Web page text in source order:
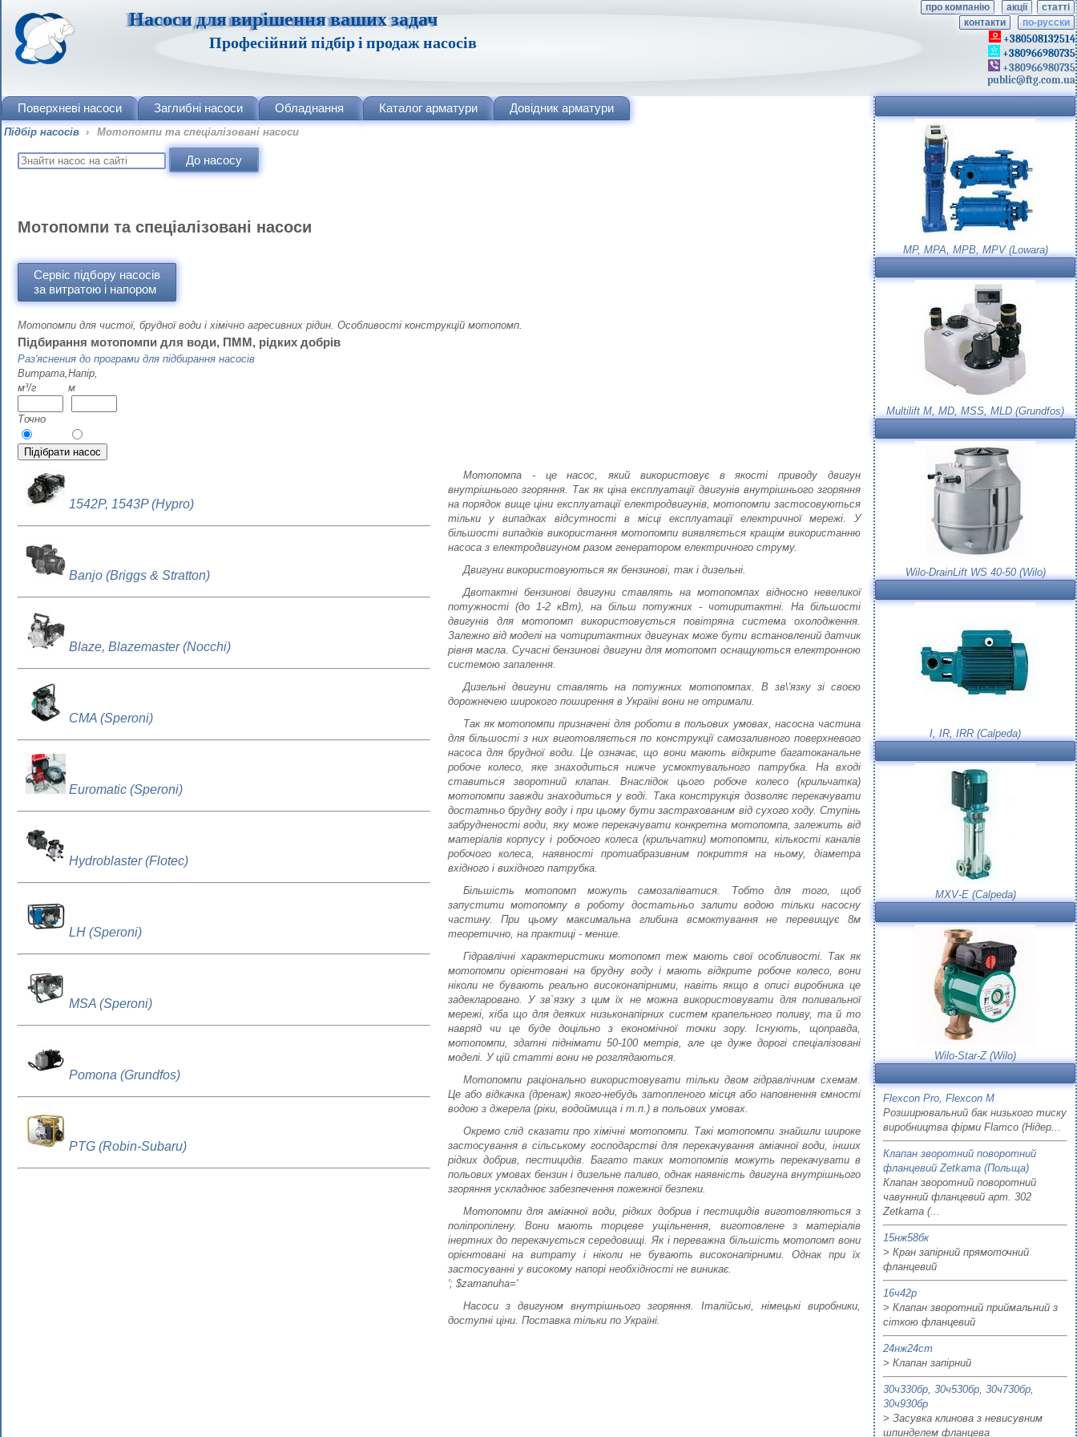
Насоси для вирішення ваших задач
Професійний підбір і продаж насосів
про компанію акції
статті
контакти
по-русски
+380508132514
+380966980735
+380966980735
public@ftg.com.ua
Поверхневі насоси Заглибні насоси Обладнання Каталог арматури Довідник арматури
Підбір насосів › Мотопомпи та спеціалізовані насоси
Мотопомпи та спеціалізовані насоси
Сервіс підбору насосів
за витратою і напором
Мотопомпи для чистої, брудної води і хімічно агресивних рідин. Особливості конструкцій мотопомп.
Підбирання мотопомпи для води, ПММ, рідких добрів
Раз'яснения до програми для підбирання насосів
Витрата,
м³/г
Напір,
м
Точно
1542P, 1543P (Hypro)
Banjo (Briggs & Stratton)
Blaze, Blazemaster (Nocchi)
CMA (Speroni)
Euromatic (Speroni)
Hydroblaster (Flotec)
LH (Speroni)
MSA (Speroni)
Pomona (Grundfos)
PTG (Robin-Subaru)
Мотопомпа - це насос, який використовує в якості приводу двигун
внутрішнього згоряння. Так як ціна експлуатації двигунів внутрішнього згоряння
на порядок вище ціни експлуатації електродвигунів, мотопомпи застосовуються
тільки у випадках відсутності в місці експлуатації електричної мережі. У
більшості випадків використання мотопомпи виявляється кращім використанню
насоса з електродвигуном разом генератором електричного струму.
Двигуни використовуються як бензинові, так і дизельні.
Двотактні бензинові двигуни ставлять на мотопомпах відносно невеликої
потужності (до 1-2 кВт), на більш потужних - чотиритактні. На більшості
двигунів для мотопомп використовується повітряна система охолодження.
Залежно від моделі на чотиритактних двигунах може бути встановлений датчик
рівня масла. Сучасні бензинові двигуни для мотопомп оснащуються електронною
системою запалення.
Дизельні двигуни ставлять на потужних мотопомпах. В зв\'язку зі своєю
дорожнечею широкого поширення в Україні вони не отримали.
Так як мотопомпи призначені для роботи в польових умовах, насосна частина
для більшості з них виготовляється по конструкції самозаливного поверхневого
насоса для брудної води. Це означає, що вони мають відкрите багатоканальне
робоче колесо, яке знаходиться нижче усмоктувального патрубка. На вході
ставиться зворотний клапан. Внаслідок цього робоче колесо (крильчатка)
мотопомпи завжди знаходиться у воді. Така конструкція дозволяє перекачувати
достатньо брудну воду і при цьому бути застрахованим від сухого ходу. Ступінь
забрудненості води, яку може перекачувати конкретна мотопомпа, залежить від
матеріалів корпусу і робочого колеса (крильчатки) мотопомпи, кількості каналів
робочого колеса, наявності протиабразивним покриття на ньому, діаметра
вхідного і вихідного патрубка.
Більшість мотопомп можуть самозаліватися. Тобто для того, щоб
запустити мотопомпу в роботу достатьньо залити водою тільки насосну
частину. При цьому максимальна глибина всмоктування не перевищує 8м
теоретично, на практиці - менше.
Гідравлічні характеристики мотопомп теж мають свої особливості. Так як
мотопомпи орієнтовані на брудну воду і мають відкрите робоче колесо, вони
ніколи не бувають реально високонапірними, навіть якщо в описі виробника це
задекларовано. У зв`язку з цим їх не можна використовувати для поливальної
мережі, хіба що для деяких низьконапірних систем крапельного поливу, та й то
навряд чи це буде доцільно з економічної точки зору. Існують, щоправда,
мотопомпи, здатні піднімати 50-100 метрів, але це дуже дорогі спеціалізовані
моделі. У цій статті вони не розглядаються.
Мотопомпи раціонально використовувати тільки двом гідравлічним схемам.
Це або відкачка (дренаж) якого-небудь затопленого місця або наповнення ємності
водою з джерела (ріки, водоймища і т.п.) в польових умовах.
Окремо слід сказати про хімічні мотопомпи. Такі мотопомпи знайшли широке
застосування в сільському господарстві для перекачування аміачної води, інших
рідких добрив, пестицидів. Багато таких мотопомпів можуть перекачувати в
польових умовах бензин і дизельне паливо, однак наявність двигуна внутрішнього
згоряння ускладнює забезпечення пожежної безпеки.
Мотопомпи для аміачної води, рідких добрив і пестицидів виготовляються з
поліпропілену. Вони мають торцеве ущільнення, виготовлене з матеріалів
інертних до перекачується середовищі. Як і переважна більшість мотопомп вони
орієнтовані на витрату і ніколи не бувають високонапірними. Однак при їх
застосуванні у високому напорі необхідності не виникає.
'; $zamanuha='
Насоси з двигуном внутрішнього згоряння. Італійські, німецькі виробники,
доступні ціни. Поставка тільки по Україні.
MP, MPA, MPB, MPV (Lowara)
Multilift M, MD, MSS, MLD (Grundfos)
Wilo-DrainLift WS 40-50 (Wilo)
I, IR, IRR (Calpeda)
MXV-E (Calpeda)
Wilo-Star-Z (Wilo)
Flexcon Pro, Flexcon M
Розширювальний бак низького тиску
виробництва фірми Flamco (Нідер...
Клапан зворотний поворотний
фланцевий Zetkama (Польща)
Клапан зворотний поворотний
чавунний фланцевий арт. 302
Zetkama (...
15нж58бк
> Кран запірний прямоточний
фланцевий
16ч42р
> Клапан зворотний приймальний з
сіткою фланцевий
24нж24ст
> Клапан запірний
30ч330бр, 30ч530бр, 30ч730бр,
30ч930бр
> Засувка клинова з невисувним
шпинделем фланцева